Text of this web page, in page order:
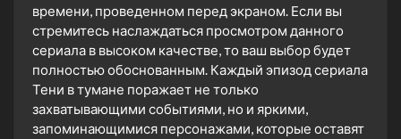
времени, проведенном перед экраном. Если вы
стремитесь наслаждаться просмотром данного
сериала в высоком качестве, то ваш выбор будет
полностью обоснованным. Каждый эпизод сериала
Тени в тумане поражает не только
захватывающими событиями, но и яркими,
запоминающимися персонажами, которые оставят